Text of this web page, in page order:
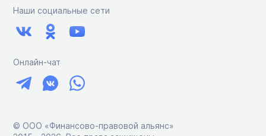
Наши социальные сети
Онлайн-чат
© ООО «Финансово-правовой альянс»